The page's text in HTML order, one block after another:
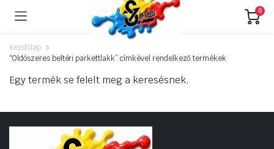
0
Kezdőlap
“Oldószeres beltéri parkettlakk” címkével rendelkező termékek
Egy termék se felelt meg a keresésnek.